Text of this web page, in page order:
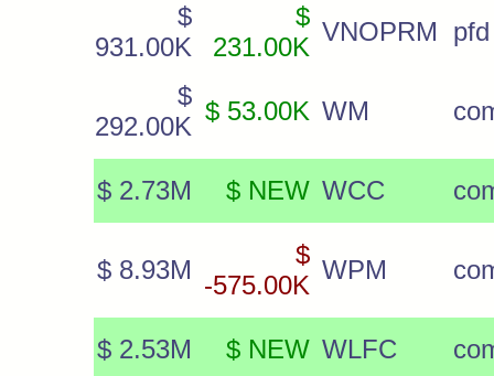
$
931.00K
$
231.00K
VNOPRM pfd
$
292.00K
$ 53.00K WM
$ 2.73M $ NEW WCC
$ 8.93M
$
-575.00K
WPM
$ 2.53M $ NEW WLFC